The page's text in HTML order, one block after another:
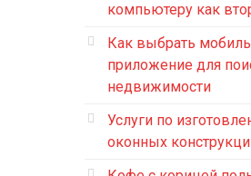
компьютеру как
Как выбрать
приложение для
недвижимости
Услуги по
оконных